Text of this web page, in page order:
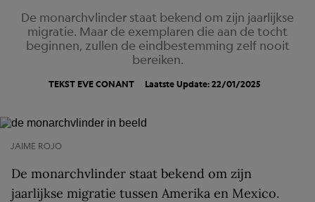
De monarchvlinder staat bekend om zijn jaarlijkse
migratie. Maar de exemplaren die aan de tocht
beginnen, zullen de eindbestemming zelf nooit
bereiken.
TEKST EVE CONANT Laatste Update: 22/01/2025
JAIME ROJO
De monarchvlinder staat bekend om zijn
jaarlijkse migratie tussen Amerika en Mexico.